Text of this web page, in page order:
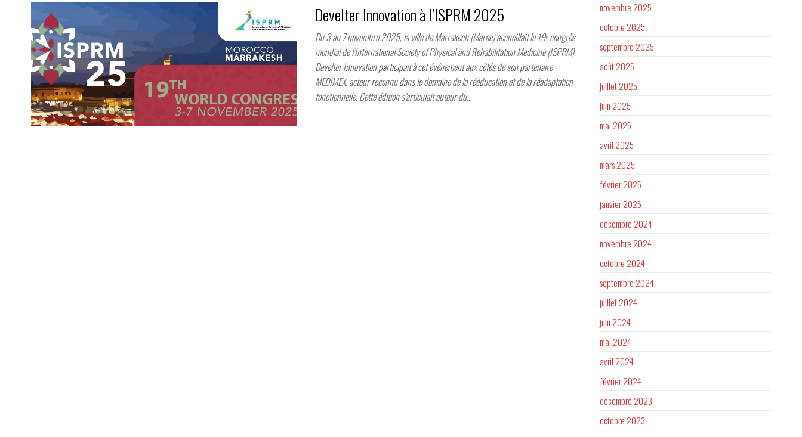
Develter Innovation à l’ISPRM 2025
Du 3 au 7 novembre 2025, la ville de Marrakech (Maroc) accueillait le 19ᵉ congrès
mondial de l’International Society of Physical and Rehabilitation Medicine (ISPRM).
Develter Innovation participait à cet événement aux côtés de son partenaire
MEDIMEX, acteur reconnu dans le domaine de la rééducation et de la réadaptation
fonctionnelle. Cette édition s’articulait autour du…
novembre 2025
octobre 2025
septembre 2025
août 2025
juillet 2025
juin 2025
mai 2025
avril 2025
mars 2025
février 2025
janvier 2025
décembre 2024
novembre 2024
octobre 2024
septembre 2024
juillet 2024
juin 2024
mai 2024
avril 2024
février 2024
décembre 2023
octobre 2023